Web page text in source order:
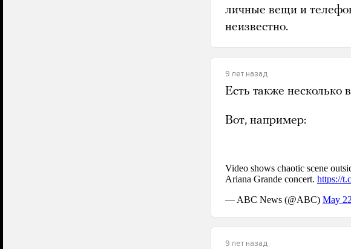
личные вещи и
неизвестно.
9 лет назад
Есть также несколько
Вот, например:
9 лет назад